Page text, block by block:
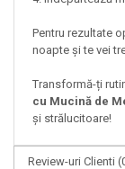
Pentru rezultate
noapte și te vei
Transformă-ți
cu Mucină de
și strălucitoare!
Review-uri Clienti